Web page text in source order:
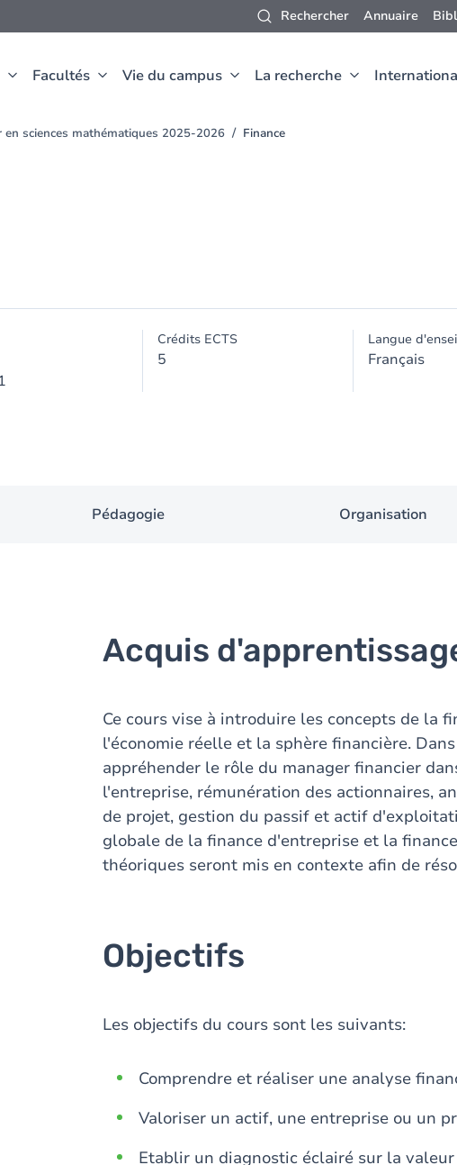
Rechercher Annuaire
Facultés Vie du campus La recherche
en sciences mathématiques 2025-2026 Finance
Crédits ECTS
5
Langue
Français
Pédagogie Organisation
Acquis
Ce cours vise à introduire les concepts de la
l'économie réelle et la sphère financière.
appréhender le rôle du manager financier
l'entreprise, rémunération des actionnaires,
de projet, gestion du passif et actif
globale de la finance d'entreprise et la
théoriques seront mis en contexte afin de
Objectifs
Les objectifs du cours sont les suivants:
Comprendre et réaliser une analyse
Valoriser un actif, une entreprise ou un
Etablir un diagnostic éclairé sur la